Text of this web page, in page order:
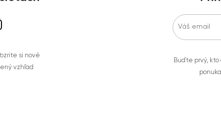
si nové
vzhľad
Buďte prvý,